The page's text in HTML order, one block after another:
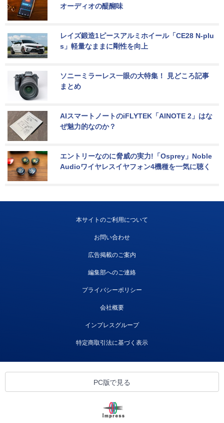
オーディオの醍醐味
レイズ鍛造1ピースアルミホイール「CE28 N-plu
s」軽量なままに剛性を向上
ソニーミラーレス一眼の大特集！ 見どころ記事
まとめ
AIスマートノートのiFLYTEK「AINOTE 2」はな
ぜ魅力的なのか？
エントリーなのに脅威の実力!「Osprey」Noble
Audioワイヤレスイヤフォン4機種を一気に聴く
本サイトのご利用について
お問い合わせ
広告掲載のご案内
編集部へのご連絡
プライバシーポリシー
会社概要
インプレスグループ
特定商取引法に基づく表示
PC版で見る